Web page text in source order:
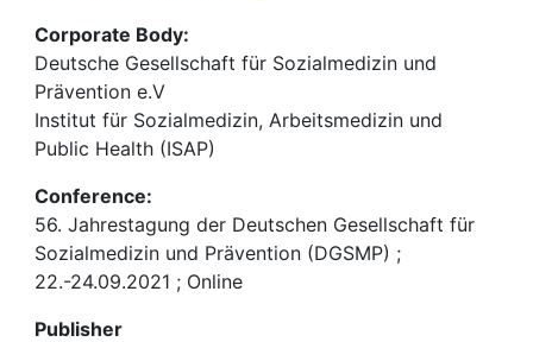
Corporate Body:
Deutsche Gesellschaft für Sozialmedizin und
Prävention e.V
Institut für Sozialmedizin, Arbeitsmedizin und
Public Health (ISAP)
Conference:
56. Jahrestagung der Deutschen Gesellschaft für
Sozialmedizin und Prävention (DGSMP) ;
22.-24.09.2021 ; Online
Publisher